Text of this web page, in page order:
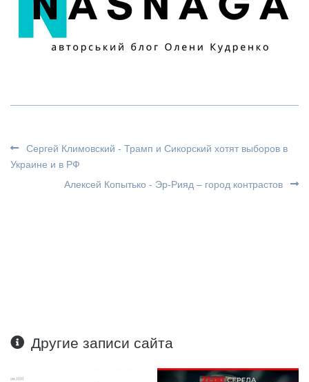
Сергей Климовский - Трамп и Сикорский хотят выборов в
Украине и в РФ
Алексей Копытько - Эр-Рияд – город контрастов
Другие записи сайта